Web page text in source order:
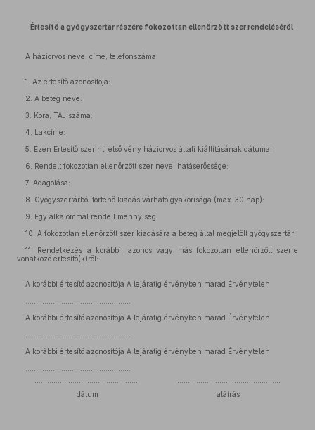
Értesítő a gyógyszertár részére fokozottan ellenőrzött szer rendeléséről
A háziorvos neve, címe, telefonszáma:
1. Az értesítő azonosítója:
2. A beteg neve:
3. Kora, TAJ száma:
4. Lakcíme:
5. Ezen Értesítő szerinti első vény háziorvos általi kiállításának dátuma:
6. Rendelt fokozottan ellenőrzött szer neve, hatáserőssége:
7. Adagolása:
8. Gyógyszertárból történő kiadás várható gyakorisága (max. 30 nap):
9. Egy alkalommal rendelt mennyiség:
10. A fokozottan ellenőrzött szer kiadására a beteg által megjelölt gyógyszertár:
11. Rendelkezés a korábbi, azonos vagy más fokozottan ellenőrzött szerre
vonatkozó értesítő(k)ről:
A korábbi értesítő azonosítója A lejáratig érvényben marad Érvénytelen
A korábbi értesítő azonosítója A lejáratig érvényben marad Érvénytelen
A korábbi értesítő azonosítója A lejáratig érvényben marad Érvénytelen
dátum
aláírás